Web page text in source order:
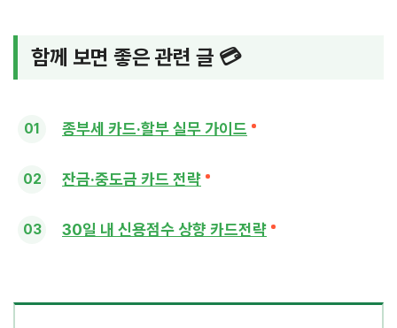
함께 보면 좋은 관련 글 💳
종부세 카드·할부 실무 가이드
잔금·중도금 카드 전략
30일 내 신용점수 상향 카드전략